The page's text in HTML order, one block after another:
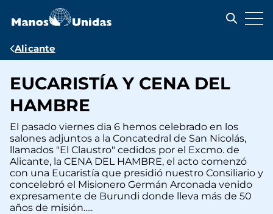
contenido
Ruta
navegación
Alicante
EUCARISTÍA Y CENA DEL
HAMBRE
El pasado viernes dia 6 hemos celebrado en los
salones adjuntos a la Concatedral de San Nicolás,
llamados "El Claustro" cedidos por el Excmo. de
Alicante, la CENA DEL HAMBRE, el acto comenzó
con una Eucaristía que presidió nuestro Consiliario y
concelebró el Misionero Germán Arconada venido
expresamente de Burundi donde lleva más de 50
años de misión.....